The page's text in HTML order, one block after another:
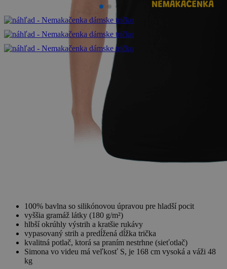
100% bavlna so silikónovou úpravou pre hladší pocit
vyššia gramáž látky (180 g/m²)
hlbší okrúhly výstrih a kratšie rukávy
vypasovaný strih a predĺžená dĺžka trička
kvalitná potlač, ktorá sa praním nestrhne (sieťotlač)
Simona vo videu má veľkosť S, je 168 cm vysoká a váži 48
kg